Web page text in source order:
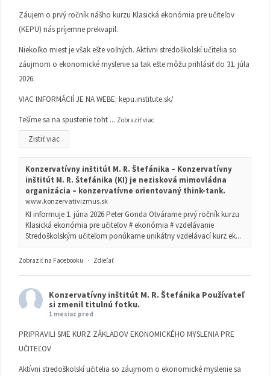
Záujem o prvý ročník nášho kurzu Klasická ekonómia pre učiteľov
(KEPU) nás príjemne prekvapil.
Niekoľko miest je však ešte voľných. Aktívni stredoškolskí učitelia so
záujmom o ekonomické myslenie sa tak ešte môžu prihlásiť do 31. júla
2026.
VIAC INFORMÁCIÍ JE NA WEBE: kepu.institute.sk/
Tešíme sa na spustenie toht ... Zobraziť viac
Zistiť viac
Konzervatívny inštitút M. R. Štefánika – Konzervatívny
inštitút M. R. Štefánika (KI) je nezisková mimovládna
organizácia – konzervatívne orientovaný think-tank.
www.konzervativizmus.sk
KI informuje 1. júna 2026 Peter Gonda Otvárame prvý ročník kurzu
Klasická ekonómia pre učiteľov # ekonómia # vzdelávanie
Stredoškolským učiteľom ponúkame unikátny vzdelávací kurz ek...
Zobraziť na Facebooku · Zdieľať
Konzervatívny inštitút M. R. Štefánika Používateľ
si zmenil titulnú fotku.
1 mesiac pred
PRIPRAVILI SME KURZ ZÁKLADOV EKONOMICKÉHO MYSLENIA PRE
UČITEĽOV
Aktívni stredoškolskí učitelia so záujmom o ekonomické myslenie sa